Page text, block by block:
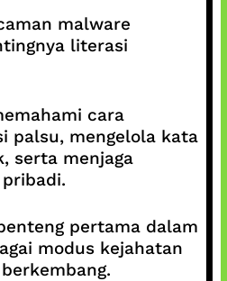
malware
literasi
cara
palsu, mengelola kata
serta menjaga
pertama dalam
modus kejahatan